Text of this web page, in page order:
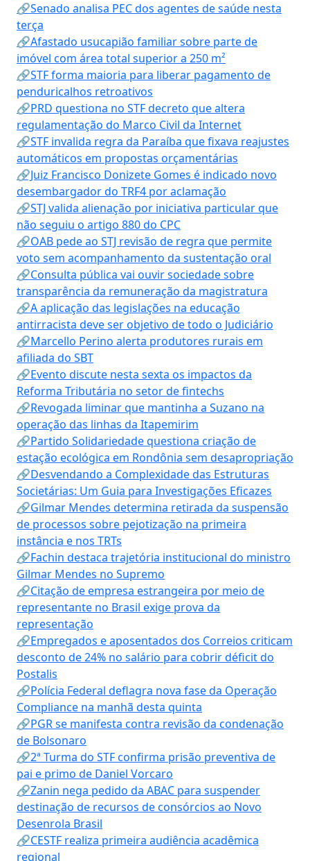
🔗Senado analisa PEC dos agentes de saúde nesta
terça
🔗Afastado usucapião familiar sobre parte de
imóvel com área total superior a 250 m²
🔗STF forma maioria para liberar pagamento de
penduricalhos retroativos
🔗PRD questiona no STF decreto que altera
regulamentação do Marco Civil da Internet
🔗STF invalida regra da Paraíba que fixava reajustes
automáticos em propostas orçamentárias
🔗Juiz Francisco Donizete Gomes é indicado novo
desembargador do TRF4 por aclamação
🔗STJ valida alienação por iniciativa particular que
não seguiu o artigo 880 do CPC
🔗OAB pede ao STJ revisão de regra que permite
voto sem acompanhamento da sustentação oral
🔗Consulta pública vai ouvir sociedade sobre
transparência da remuneração da magistratura
🔗A aplicação das legislações na educação
antirracista deve ser objetivo de todo o Judiciário
🔗Marcello Perino alerta produtores rurais em
afiliada do SBT
🔗Evento discute nesta sexta os impactos da
Reforma Tributária no setor de fintechs
🔗Revogada liminar que mantinha a Suzano na
operação das linhas da Itapemirim
🔗Partido Solidariedade questiona criação de
estação ecológica em Rondônia sem desapropriação
🔗Desvendando a Complexidade das Estruturas
Societárias: Um Guia para Investigações Eficazes
🔗Gilmar Mendes determina retirada da suspensão
de processos sobre pejotização na primeira
instância e nos TRTs
🔗Fachin destaca trajetória institucional do ministro
Gilmar Mendes no Supremo
🔗Citação de empresa estrangeira por meio de
representante no Brasil exige prova da
representação
🔗Empregados e aposentados dos Correios criticam
desconto de 24% no salário para cobrir déficit do
Postalis
🔗Polícia Federal deflagra nova fase da Operação
Compliance na manhã desta quinta
🔗PGR se manifesta contra revisão da condenação
de Bolsonaro
🔗2ª Turma do STF confirma prisão preventiva de
pai e primo de Daniel Vorcaro
🔗Zanin nega pedido da ABAC para suspender
destinação de recursos de consórcios ao Novo
Desenrola Brasil
🔗CESTF realiza primeira audiência acadêmica
regional